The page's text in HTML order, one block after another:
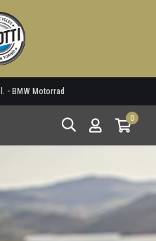
- BMW Motorrad
0